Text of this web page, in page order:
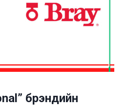
брэндийн